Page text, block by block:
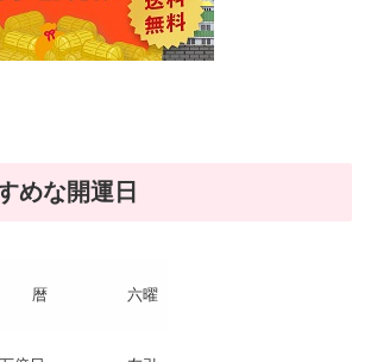
めな開運日
暦 六曜